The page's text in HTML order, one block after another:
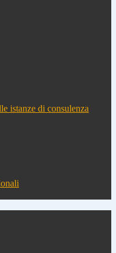
istanze di consulenza